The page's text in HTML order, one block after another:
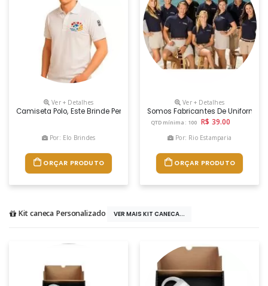
Ver + Detalhes
Camiseta Polo, Este Brinde Personalizado É Confeccionado Em Tecido
Por: Elo Brindes
ORÇAR PRODUTO
Ver + Detalhes
Somos Fabricantes De
QTD mínima: 100 R$ 39.00
Por: Rio Estamparia
ORÇAR PRODUTO
Kit caneca Personalizado VER MAIS KIT CANECA...